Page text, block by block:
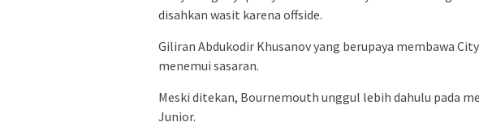
disahkan wasit karena offside.
Giliran Abdukodir Khusanov yang berupaya membawa
menemui sasaran.
Meski ditekan, Bournemouth unggul lebih dahulu pada
Junior.